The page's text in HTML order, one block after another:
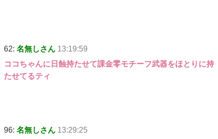
62: 名無しさん 13:19:59
ココちゃんに日蝕持たせて課金零モチーフ武器をほとりに持
たせてるティ
96: 名無しさん 13:29:25